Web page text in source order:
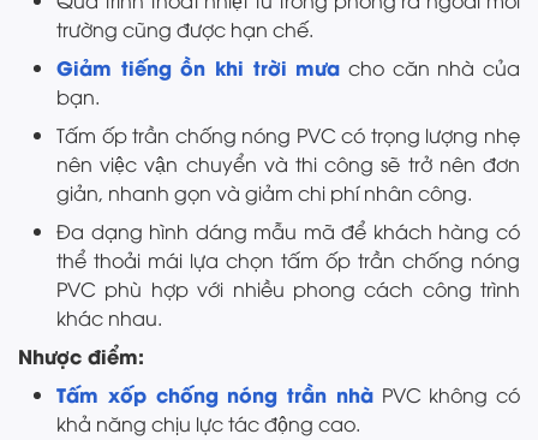
trường cũng được hạn chế.
Giảm tiếng ồn khi trời mưa cho căn nhà của
bạn.
Tấm ốp trần chống nóng PVC có trọng lượng nhẹ
nên việc vận chuyển và thi công sẽ trở nên đơn
giản, nhanh gọn và giảm chi phí nhân công.
Đa dạng hình dáng mẫu mã để khách hàng có
thể thoải mái lựa chọn tấm ốp trần chống nóng
PVC phù hợp với nhiều phong cách công trình
khác nhau.
Nhược điểm:
Tấm xốp chống nóng trần nhàPVC không có
khả năng chịu lực tác động cao.